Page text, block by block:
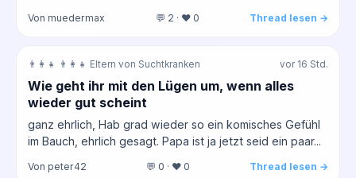
Von muedermax 💬 2 · ❤️ 0 Thread lesen →
👨‍👩‍👧 👨‍👩‍👧 Eltern von Suchtkranken vor 16 Std.
Wie geht ihr mit den Lügen um, wenn alles
wieder gut scheint
ganz ehrlich, Hab grad wieder so ein komisches Gefühl
im Bauch, ehrlich gesagt. Papa ist ja jetzt seid ein paar...
Von peter42 💬 0 · ❤️ 0 Thread lesen →